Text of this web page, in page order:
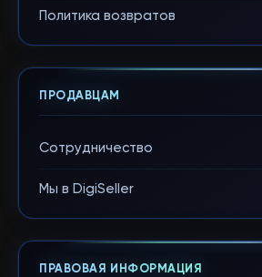
Политика возвратов
ПРОДАВЦАМ
Сотрудничество
Мы в DigiSeller
ПРАВОВАЯ ИНФОРМАЦИЯ